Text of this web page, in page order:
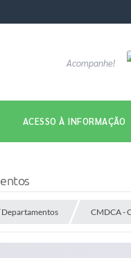
Acompanhe!
ACESSO À INFORMAÇÃO
Departamentos CMDCA -